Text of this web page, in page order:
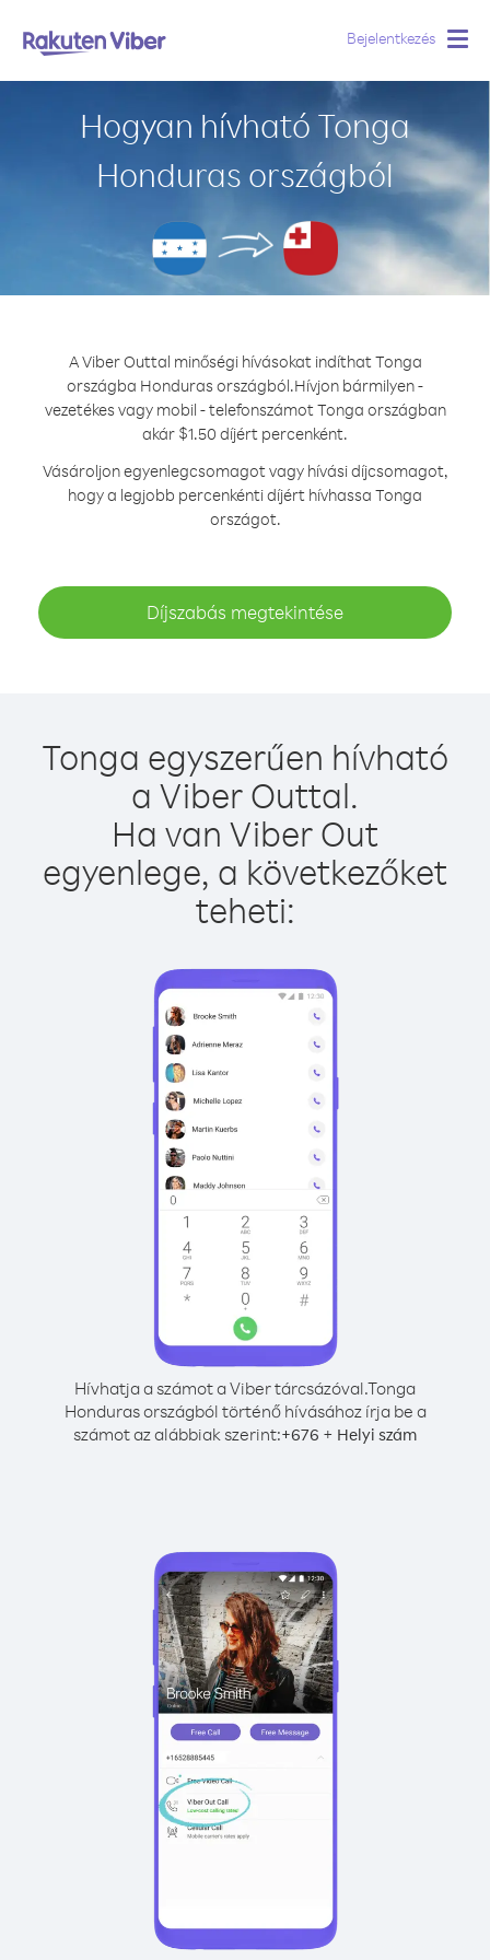
Bejelentkezés
Hogyan hívható Tonga
Honduras országból
A Viber Outtal minőségi hívásokat indíthat Tonga
országba Honduras országból.Hívjon bármilyen -
vezetékes vagy mobil - telefonszámot Tonga országban
akár $1.50 díjért percenként.
Vásároljon egyenlegcsomagot vagy hívási díjcsomagot,
hogy a legjobb percenkénti díjért hívhassa Tonga
országot.
Díjszabás megtekintése
Tonga egyszerűen hívható
a Viber Outtal.
Ha van Viber Out
egyenlege, a következőket
teheti:
Hívhatja a számot a Viber tárcsázóval.Tonga
Honduras országból történő hívásához írja be a
számot az alábbiak szerint:+676 + Helyi szám